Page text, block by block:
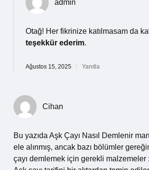
admin
Otağ! Her fikrinize katılmasam da
teşekkür ederim.
Ağustos 15, 2025 Yanıtla
Cihan
Bu yazıda Aşk Çayı Nasıl Demlenir
ele alınmış, ancak bazı bölümler
çayı demlemek için gerekli malzemeler :